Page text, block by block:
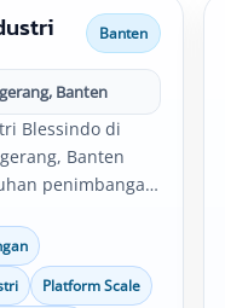
Banten
Banten
Blessindo di
Banten
penimbangan
dan
timbangan
timbangan,
Platform Scale